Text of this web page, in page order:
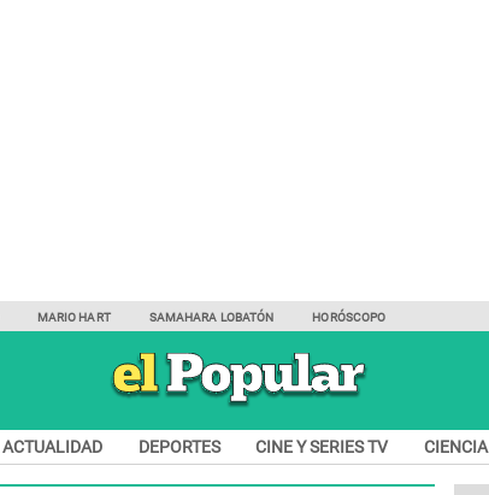
MARIO HART SAMAHARA LOBATÓN HORÓSCOPO
ACTUALIDAD DEPORTES CINE Y SERIES TV CIENCIA